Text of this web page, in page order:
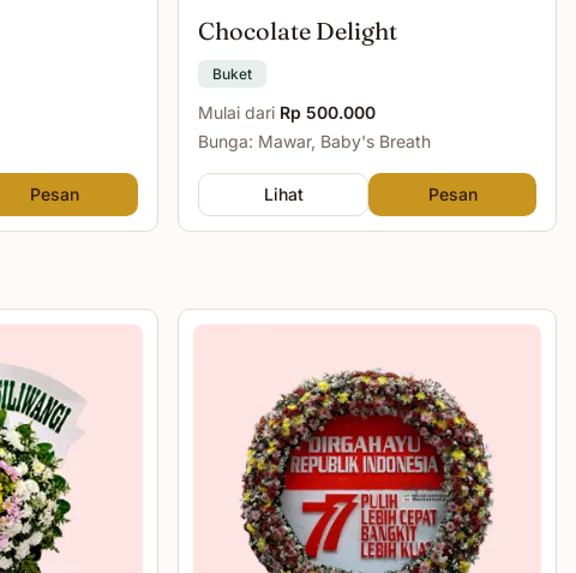
Pesan
Chocolate Delight
Buket
Mulai dari Rp 500.000
Bunga: Mawar, Baby's Breath
Lihat Pesan